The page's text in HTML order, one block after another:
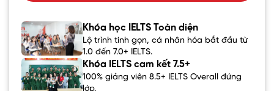
Khóa học IELTS Toàn diện
Lộ trình tinh gọn, cá nhân hóa bắt đầu từ
1.0 đến 7.0+ IELTS.
Khóa IELTS cam kết 7.5+
100% giảng viên 8.5+ IELTS Overall đứng
lớp.